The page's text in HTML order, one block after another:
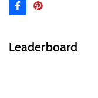
Leaderboard